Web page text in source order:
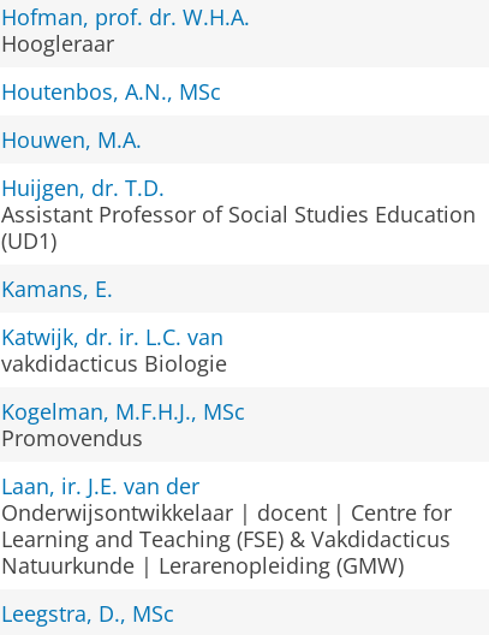
Hofman, prof. dr. W.H.A.
Hoogleraar
Houtenbos, A.N., MSc
Houwen, M.A.
Huijgen, dr. T.D.
Assistant Professor of Social Studies Education
(UD1)
Kamans, E.
Katwijk, dr. ir. L.C. van
vakdidacticus Biologie
Kogelman, M.F.H.J., MSc
Promovendus
Laan, ir. J.E. van der
Onderwijsontwikkelaar | docent | Centre for
Learning and Teaching (FSE) & Vakdidacticus
Natuurkunde | Lerarenopleiding (GMW)
Leegstra, D., MSc